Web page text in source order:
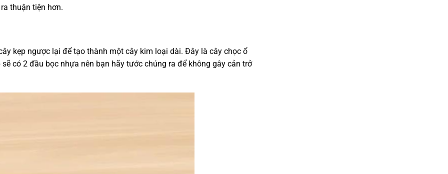
thuận tiện hơn.
kẹp ngược lại để tạo thành một cây kim loại dài. Đây là cây chọc ổ
có 2 đầu bọc nhựa nên bạn hãy tước chúng ra để không gây cản trở